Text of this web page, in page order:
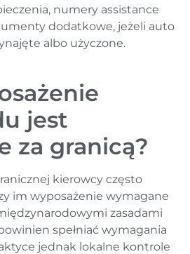
numery assistance
dodatkowe, jeżeli auto
albo użyczone.
jest
za granicą?
kierowcy często
im wyposażenie wymagane
zasadami
spełniać wymagania
jednak lokalne kontrole